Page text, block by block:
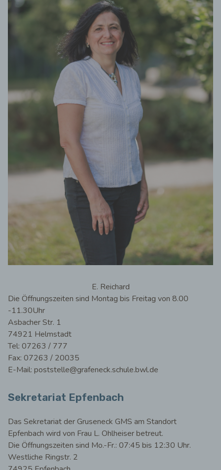
E. Reichard
Die Öffnungszeiten sind Montag bis Freitag von 8.00
-11.30Uhr
Asbacher Str. 1
74921 Helmstadt
Tel: 07263 / 777
Fax: 07263 / 20035
E-Mail: poststelle@grafeneck.schule.bwl.de
Sekretariat Epfenbach
Das Sekretariat der Gruseneck GMS am Standort
Epfenbach wird von Frau L. Ohlheiser betreut.
Die Öffnungszeiten sind Mo.-Fr.: 07:45 bis 12:30 Uhr.
Westliche Ringstr. 2